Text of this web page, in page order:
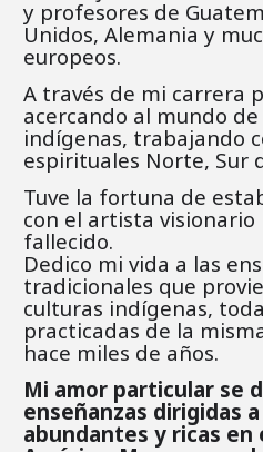
y profesores de
Unidos, Alemania y
europeos.
A través de mi carrera
acercando al mundo
indígenas, trabajando
espirituales Norte, Sur
Tuve la fortuna de
con el artista visionario
fallecido.
Dedico mi vida a las
tradicionales que
culturas indígenas,
practicadas de la
hace miles de años.
Mi amor particular se
enseñanzas dirigidas
abundantes y ricas en